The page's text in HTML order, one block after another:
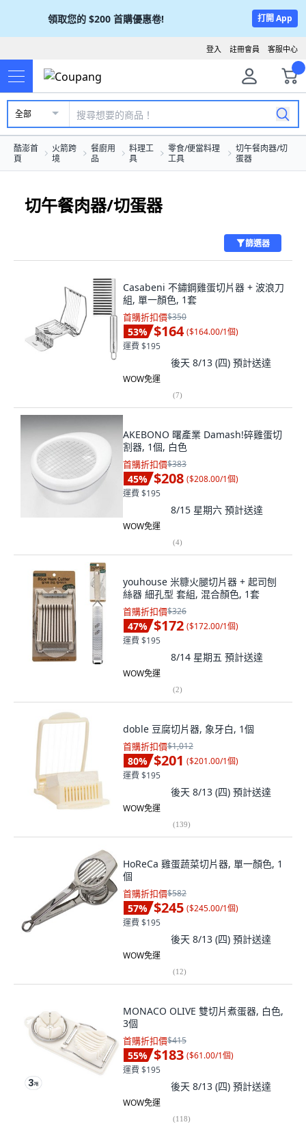
領取您的 $200 首購優惠卷! 打開 App
客服中心
註冊會員
登入
全部
酷澎首
頁
火箭跨
境
餐廚用
品
料理工
具
零食/便當料理
工具
切午餐肉器/切
蛋器
切午餐肉器/切蛋器
篩選器
Casabeni 不鏽鋼雞蛋切片器 + 波浪刀
組, 單一顏色, 1套
首購折扣價$350
53% $164 ($164.00/1個)
運費 $195
後天 8/13 (四) 預計送達
WOW免運
(7)
AKEBONO 曙產業 Damash!碎雞蛋切
割器, 1個, 白色
首購折扣價$383
45% $208 ($208.00/1個)
運費 $195
8/15 星期六 預計送達
WOW免運
(4)
youhouse 米糠火腿切片器 + 起司刨
絲器 細孔型 套組, 混合顏色, 1套
首購折扣價$326
47% $172 ($172.00/1個)
運費 $195
8/14 星期五 預計送達
WOW免運
(2)
doble 豆腐切片器, 象牙白, 1個
首購折扣價$1,012
80% $201 ($201.00/1個)
運費 $195
後天 8/13 (四) 預計送達
WOW免運
(139)
HoReCa 雞蛋蔬菜切片器, 單一顏色, 1
個
首購折扣價$582
57% $245 ($245.00/1個)
運費 $195
後天 8/13 (四) 預計送達
WOW免運
(12)
MONACO OLIVE 雙切片煮蛋器, 白色,
3個
首購折扣價$415
55% $183 ($61.00/1個)
運費 $195
後天 8/13 (四) 預計送達
WOW免運
(118)